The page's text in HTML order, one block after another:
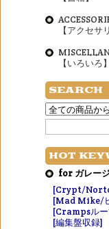
【アクセサ
【いろいろ】
SEARCH
HOT
for ガレー
[Crypt/
[Mad Mike/
[Crampsル
[編集盤収録]